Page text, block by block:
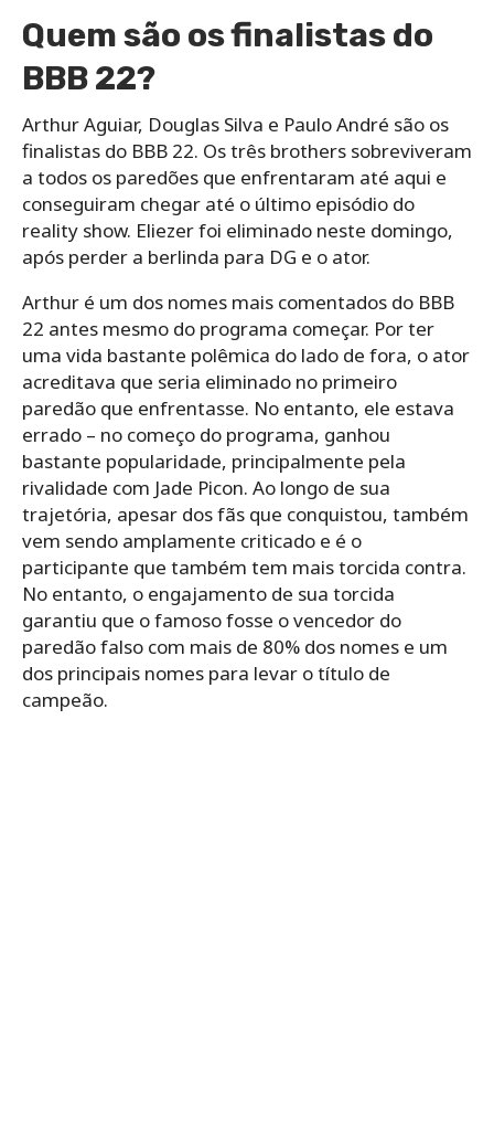
Quem são os finalistas do
BBB 22?
Arthur Aguiar, Douglas Silva e Paulo André são os
finalistas do BBB 22. Os três brothers sobreviveram
a todos os paredões que enfrentaram até aqui e
conseguiram chegar até o último episódio do
reality show. Eliezer foi eliminado neste domingo,
após perder a berlinda para DG e o ator.
Arthur é um dos nomes mais comentados do BBB
22 antes mesmo do programa começar. Por ter
uma vida bastante polêmica do lado de fora, o ator
acreditava que seria eliminado no primeiro
paredão que enfrentasse. No entanto, ele estava
errado – no começo do programa, ganhou
bastante popularidade, principalmente pela
rivalidade com Jade Picon. Ao longo de sua
trajetória, apesar dos fãs que conquistou, também
vem sendo amplamente criticado e é o
participante que também tem mais torcida contra.
No entanto, o engajamento de sua torcida
garantiu que o famoso fosse o vencedor do
paredão falso com mais de 80% dos nomes e um
dos principais nomes para levar o título de
campeão.